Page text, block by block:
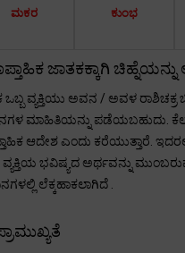
ಮಕರ ಕುಂಭ
ಜಾತಕಕ್ಕಾಗಿ
ಒಬ್ಬ ವ್ಯಕ್ತಿಯು ಅವನ / ಅವಳ ರಾಶಿಚಕ್ರ
ಮಾಹಿತಿಯನ್ನು ಪಡೆಯಬಹುದು.
ಆದೇಶ ಎಂದು ಕರೆಯುತ್ತಾರೆ.
ಭವಿಷ್ಯದ ಅರ್ಥವನ್ನು
ಲೆಕ್ಕಹಾಕಲಾಗಿದೆ .